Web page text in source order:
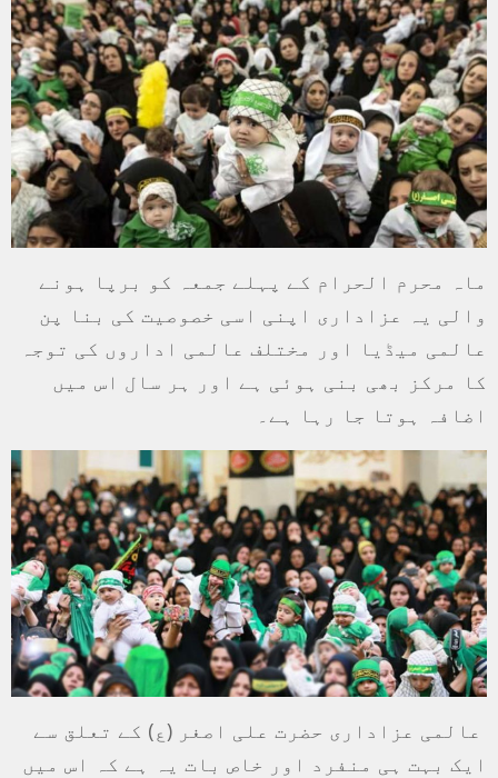
ماہ محرم الحرام کے پہلے جمعہ کو برپا ہونے
والی یہ عزاداری اپنی اسی خصوصیت کی بنا پن
عالمی میڈیا اور مختلف عالمی اداروں کی توجہ
کا مرکز بھی بنی ہوئی ہے اور ہر سال اس میں
اضافہ ہوتا جا رہا ہے۔
عالمی عزاداری حضرت علی اصغر (ع) کے تعلق سے
ایک بہت ہی منفرد اور خاص بات یہ ہے کہ اس میں